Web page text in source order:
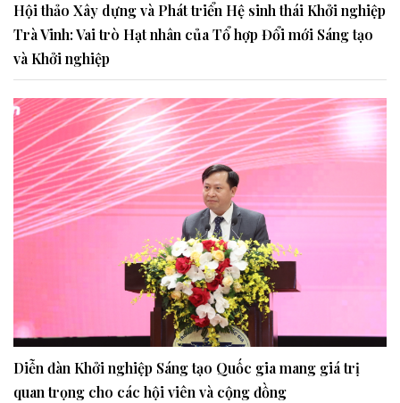
Hội thảo Xây dựng và Phát triển Hệ sinh thái Khởi nghiệp
Trà Vinh: Vai trò Hạt nhân của Tổ hợp Đổi mới Sáng tạo
và Khởi nghiệp
Diễn đàn Khởi nghiệp Sáng tạo Quốc gia mang giá trị
quan trọng cho các hội viên và cộng đồng